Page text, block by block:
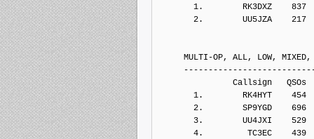
1.        RK3DXZ    837
2.        UU5JZA    217
MULTI-OP, ALL, LOW, MIXED,
Callsign   QSOs  Points
1.        RK4HYT    454
2.        SP9YGD    696
3.        UU4JXI    529
4.         TC3EC    439